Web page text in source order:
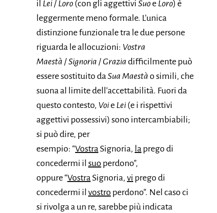
il Lei / Loro (con gli aggettivi Suoe Loro) è
leggermente meno formale. L’unica
distinzione funzionale tra le due persone
riguarda le allocuzioni: Vostra
Maestà /Signoria / Grazia difficilmente può
essere sostituito daSua Maestà o simili, che
suona al limite dell’accettabilità. Fuori da
questo contesto, Voie Lei (e i rispettivi
aggettivi possessivi) sono intercambiabili;
si può dire, per
esempio: “Vostra Signoria, la prego di
concedermi il suo perdono”,
oppure “Vostra Signoria, vi prego di
concedermi il vostro perdono”. Nel caso ci
si rivolga a un re, sarebbe più indicata